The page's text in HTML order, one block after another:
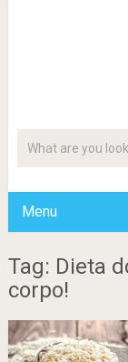
Menu
Tag: Dieta
corpo!